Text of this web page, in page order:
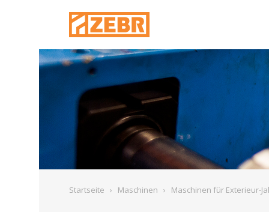
Startseite › Maschinen › Maschinen für Exterieur-